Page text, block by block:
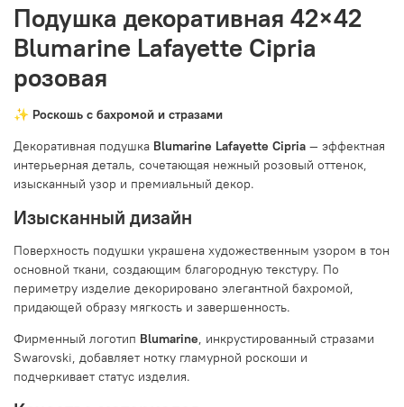
Подушка декоративная 42×42
Blumarine Lafayette Cipria
розовая
✨ Роскошь с бахромой и стразами
Декоративная подушка Blumarine Lafayette Cipria — эффектная
интерьерная деталь, сочетающая нежный розовый оттенок,
изысканный узор и премиальный декор.
Изысканный дизайн
Поверхность подушки украшена художественным узором в тон
основной ткани, создающим благородную текстуру. По
периметру изделие декорировано элегантной бахромой,
придающей образу мягкость и завершенность.
Фирменный логотип Blumarine, инкрустированный стразами
Swarovski, добавляет нотку гламурной роскоши и
подчеркивает статус изделия.